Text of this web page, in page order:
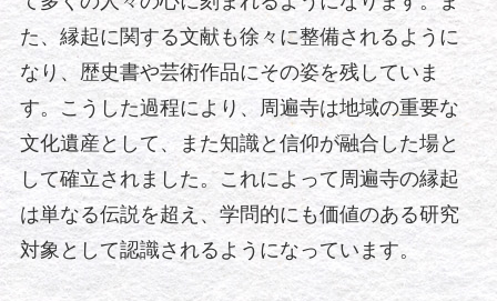
た、縁起に関する文献も徐々に整備されるように
なり、歴史書や芸術作品にその姿を残していま
す。こうした過程により、周遍寺は地域の重要な
文化遺産として、また知識と信仰が融合した場と
して確立されました。これによって周遍寺の縁起
は単なる伝説を超え、学問的にも価値のある研究
対象として認識されるようになっています。